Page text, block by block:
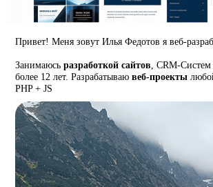
Привет! Меня зовут Илья Федотов я веб-
Занимаюсьразработкой сайтов , CRM-
более 12 лет. Разрабатываювеб-проекты
PHP + JS